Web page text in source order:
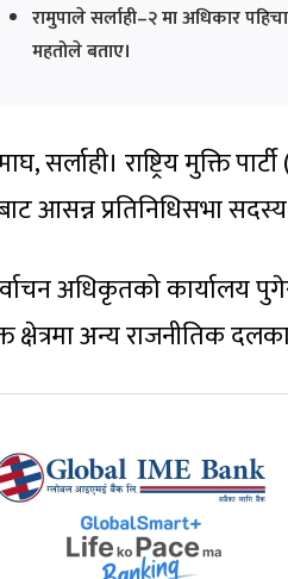
रामुपाले सर्लाही–२ मा अधिकार
महतोले बताए।
सर्लाही। राष्ट्रिय मुक्ति
आसन्न प्रतिनिधिसभा
अधिकृतको कार्यालय
क्षेत्रमा अन्य राजनीतिक